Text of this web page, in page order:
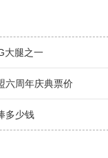
大腿之一
六周年庆典票价
多少钱